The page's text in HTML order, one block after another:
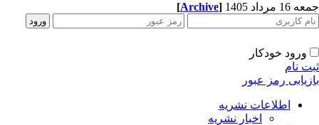
مرداد 1405 [Archive]
ورود خودکار
نام
رمز عبور
اطلاعات نشریه
اخبار نشریه